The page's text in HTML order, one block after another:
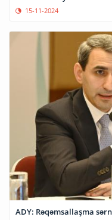
15-11-2024
ADY: Rəqəmsallaşma